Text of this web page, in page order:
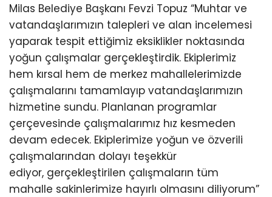
Milas Belediye Başkanı Fevzi Topuz “Muhtar ve
vatandaşlarımızın talepleri ve alan incelemesi
yaparak tespit ettiğimiz eksiklikler noktasında
yoğun çalışmalar gerçekleştirdik. Ekiplerimiz
hem kırsal hem de merkez mahallelerimizde
çalışmalarını tamamlayıp vatandaşlarımızın
hizmetine sundu. Planlanan programlar
çerçevesinde çalışmalarımız hız kesmeden
devam edecek. Ekiplerimize yoğun ve özverili
çalışmalarından dolayı teşekkür
ediyor, gerçekleştirilen çalışmaların tüm
mahalle sakinlerimize hayırlı olmasını diliyorum”